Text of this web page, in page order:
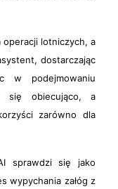
operacji lotniczych, a
dostarczając
w podejmowaniu
się obiecująco, a
zarówno dla
sprawdzi się jako
wypychania załóg z